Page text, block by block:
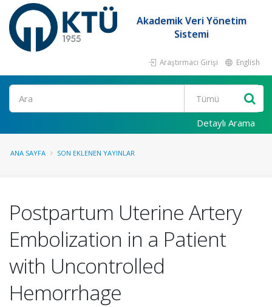
Akademik Veri Yönetim
Sistemi
Araştırmacı Girişi English
Ara
Detaylı Arama
ANA SAYFA SON EKLENEN YAYINLAR
Postpartum Uterine Artery
Embolization in a Patient
with Uncontrolled
Hemorrhage